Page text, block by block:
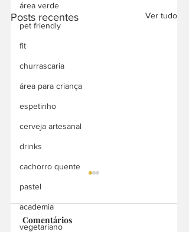
área verde
pet friendly
fit
churrascaria
área para criança
espetinho
cerveja artesanal
drinks
cachorro quente
pastel
academia
vegetariano
Posts recentes Ver tudo
Comentários